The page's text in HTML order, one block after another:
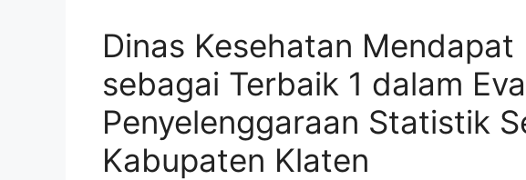
Dinas Kesehatan Mendapat
sebagai Terbaik 1 dalam
Penyelenggaraan Statistik
Kabupaten Klaten